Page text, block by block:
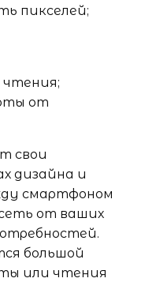
пикселей;
от
свои
дизайна и
смартфоном
от ваших
большой
или чтения